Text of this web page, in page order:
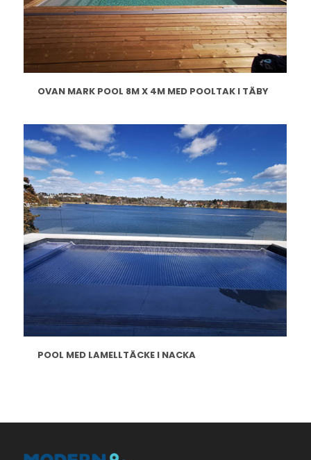
OVAN MARK POOL 8M X 4M MED POOLTAK I TÄBY
POOL MED LAMELLTÄCKE I NACKA